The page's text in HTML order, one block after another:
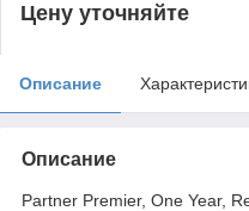
Цену уточняйте
Описание
Описание
Partner Premier, One Year,